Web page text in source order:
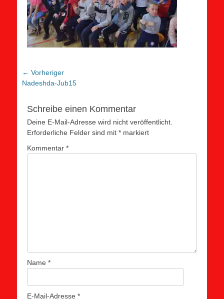
Beitragsnavigation
← Vorheriger
Vorheriger
Nadeshda-Jub15
Schreibe einen Kommentar
Deine E-Mail-Adresse wird nicht veröffentlicht.
Erforderliche Felder sind mit * markiert
Kommentar *
Name *
E-Mail-Adresse *